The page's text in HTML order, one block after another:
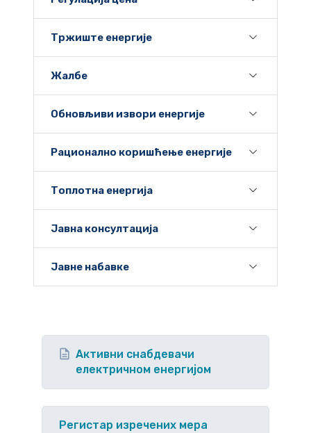
Тржиште енергије
Жалбе
Обновљиви извори енергије
Рационално коришћење енергије
Топлотна енергија
Јавна консултација
Јавне набавке
Активни снабдевачи
електричном енергијом
Регистар изречених мера